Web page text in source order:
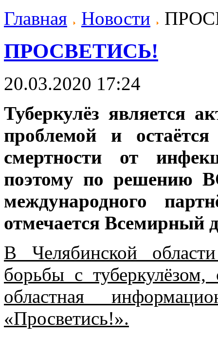
Главная
Новости
ПРОСВЕТИСЬ!
20.03.2020 17:24
Туберкулёз является
проблемой и
смертности от
поэтому по решению
международного
отмечается Всемирный
В Челябинской
борьбы с
областная
«Просветись!».